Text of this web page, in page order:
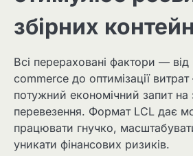
збірних
Всі перераховані фактори —
commerce до оптимізації
потужний економічний запит на
перевезення. Формат LCL дає
працювати гнучко,
уникати фінансових ризиків.